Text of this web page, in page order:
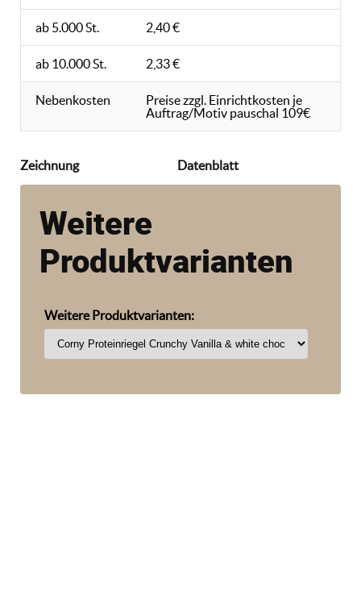
ab 5.000 St. 2,40 €
ab 10.000 St. 2,33 €
Nebenkosten
Preise zzgl. Einrichtkosten je
Auftrag/Motiv pauschal 109€
Zeichnung Datenblatt
Weitere
Produktvarianten
Weitere Produktvarianten: